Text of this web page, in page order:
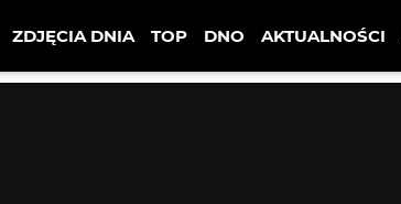
ZDJĘCIA DNIA TOP DNO AKTUALNOŚCI